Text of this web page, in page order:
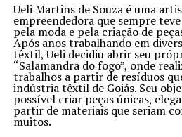
Técnicas:
Apontado como o maior
Ueli Martins de Souza é uma
empreendedora que sempre
pela moda e pela criação de
Após anos trabalhando em
têxtil, Ueli decidiu abrir seu
“Salamandra do fogo”, onde
trabalhos a partir de resíduos
indústria têxtil de Goiás. Seu
possível criar peças únicas,
partir de materiais que seriam
muitos.